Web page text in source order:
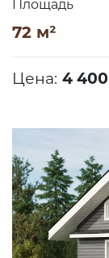
Площадь
72 м²
Цена: 4